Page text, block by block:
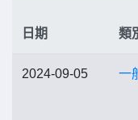
日期 類
2024-09-05 一